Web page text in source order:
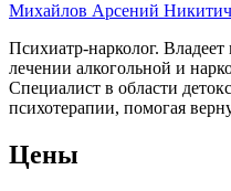
Михайлов Арсений Никитич
Психиатр-нарколог.
лечении алкогольной и
Специалист в области
психотерапии, помогая
Цены